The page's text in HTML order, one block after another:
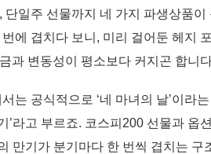
일주 선물까지 네 가지 파생상품
에 겹치다 보니, 미리 걸어둔 헤지
과 변동성이 평소보다 커지곤 합니
는 공식적으로 ‘네 마녀의 날’이라
’라고 부르죠. 코스피200 선물과 옵
만기가 분기마다 한 번씩 겹치는 구